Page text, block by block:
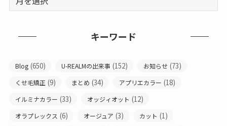
キーワード
Blog (650) U-REALMの出来事 (152) お知らせ (73)
くせ毛矯正 (9) まとめ (34) アプリエカラー (18)
イルミナカラー (33) オッジィオット (12)
オラプレックス (6) オージュア (3) カット (1)